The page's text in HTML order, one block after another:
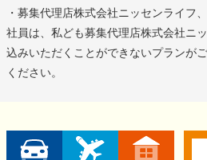
・募集代理店株式会社ニッセンライフ
社員は、私ども募集代理店株式会社ニ
込みいただくことができないプランが
ください。